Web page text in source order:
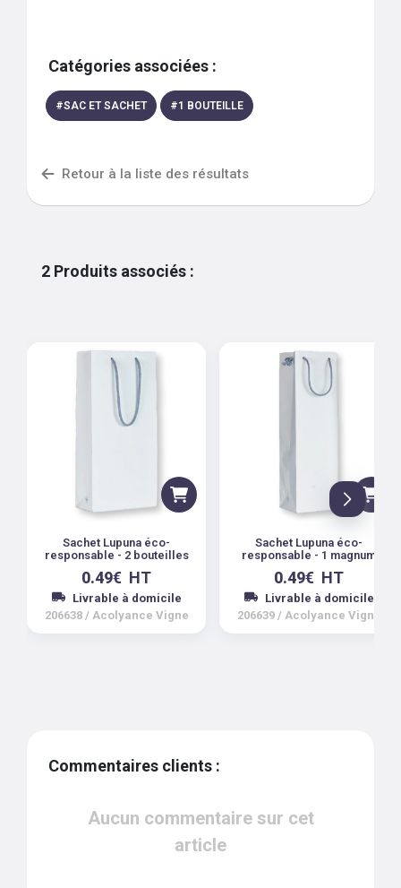
Catégories associées :
#SAC ET SACHET #1 BOUTEILLE
Retour à la liste des résultats
2 Produits associés :
Sachet Lupuna éco-
responsable - 2 bouteilles
0.49€ HT
Livrable à domicile
206638 / Acolyance Vigne
Sachet Lupuna éco-
responsable - 1 magnum
0.49€ HT
Livrable à domicile
206639 / Acolyance Vigne
Commentaires clients :
Aucun commentaire sur cet
article